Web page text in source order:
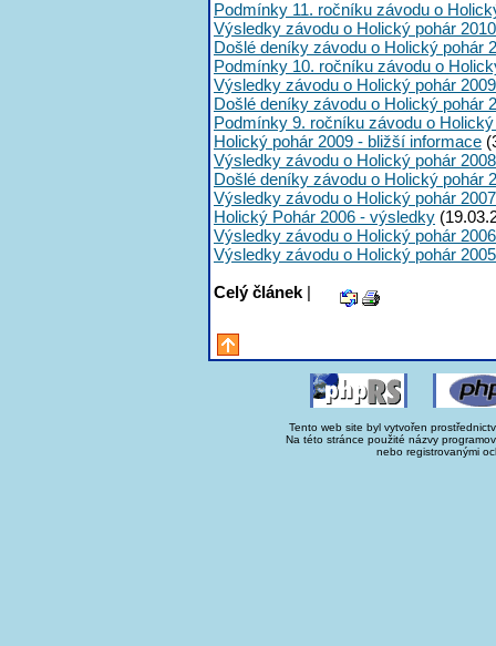
Podmínky 11. ročníku závodu o
Výsledky závodu o Holický pohár 2010
Došlé deníky závodu o Holický pohár
Podmínky 10. ročníku závodu o
Výsledky závodu o Holický pohár 2009
Došlé deníky závodu o Holický pohár
Podmínky 9. ročníku závodu o
Holický pohár 2009 - bližší informace
Výsledky závodu o Holický pohár 2008
Došlé deníky závodu o Holický pohár
Výsledky závodu o Holický pohár 2007
Holický Pohár 2006 - výsledky
Výsledky závodu o Holický pohár 2006
Výsledky závodu o Holický pohár 2005
Celý článek |
Tento web site byl vytvořen
Na této stránce použité názvy
nebo registrovanými